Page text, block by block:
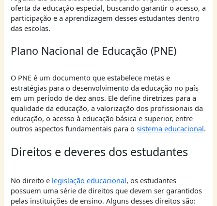
oferta da educação especial, buscando garantir o acesso, a
participação e a aprendizagem desses estudantes dentro
das escolas.
Plano Nacional de Educação (PNE)
O PNE é um documento que estabelece metas e
estratégias para o desenvolvimento da educação no país
em um período de dez anos. Ele define diretrizes para a
qualidade da educação, a valorização dos profissionais da
educação, o acesso à educação básica e superior, entre
outros aspectos fundamentais para osistema educacional.
Direitos e deveres dos estudantes
No direito e legislação educacional, os estudantes
possuem uma série de direitos que devem ser garantidos
pelas instituições de ensino. Alguns desses direitos são: